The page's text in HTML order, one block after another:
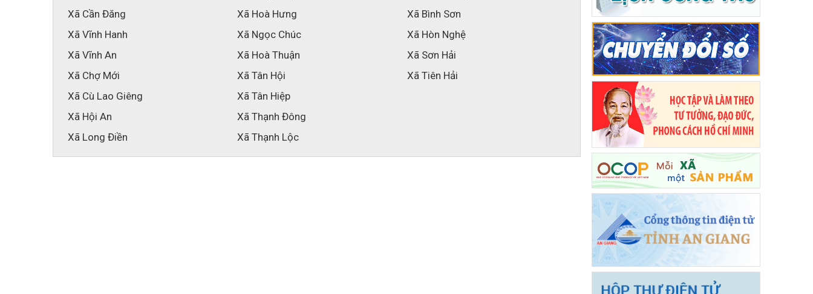
Xã Cần Đăng
Xã Vĩnh Hanh
Xã Vĩnh An
Xã Chợ Mới
Xã Cù Lao Giêng
Xã Hội An
Xã Long Điền
Xã Hoà Hưng
Xã Ngọc Chúc
Xã Hoà Thuận
Xã Tân Hội
Xã Tân Hiệp
Xã Thạnh Đông
Xã Thạnh Lộc
Xã Bình Sơn
Xã Hòn Nghệ
Xã Sơn Hải
Xã Tiên Hải